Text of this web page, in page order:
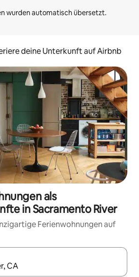
deine Unterkunft auf Airbnb
als
in Sacramento River
Ferienwohnungen auf
sind, navigiere mit den